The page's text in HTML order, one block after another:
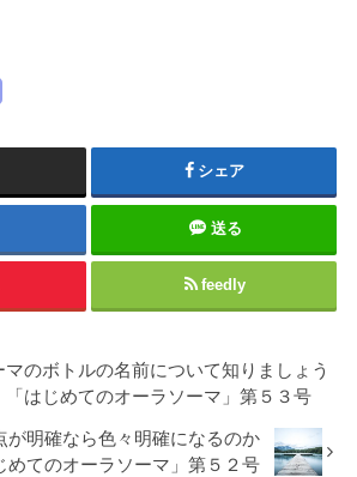
シェア
送る
feedly
マのボトルの名前について知りましょう
「はじめてのオーラソーマ」第５３号
が明確なら色々明確になるのか
めてのオーラソーマ」第５２号